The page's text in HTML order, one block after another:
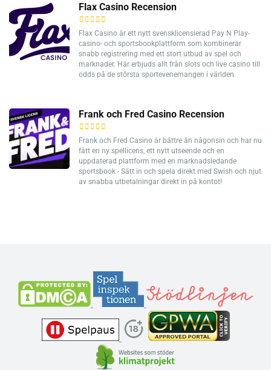
Flax Casino Recension
Flax Casino är ett nytt svensklicensierad Pay N Play-
casino- och sportsbookplattform som kombinerar
snabb registrering med ett stort utbud av spel och
marknader. Här erbjuds allt från slots och live casino till
odds på de största sportevenemangen i världen.
Frank och Fred Casino Recension
Frank och Fred Casino är bättre än någonsin och har nu
fått en ny spellicens, ett nytt utseende och en
uppdaterad plattform med en marknadsledande
sportsbook - Sätt in och spela direkt med Swish och njut
av snabba utbetalningar direkt in på kontot!